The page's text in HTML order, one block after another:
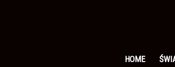
HOME